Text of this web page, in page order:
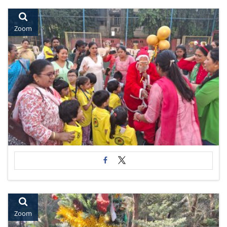
Zoom
Zoom